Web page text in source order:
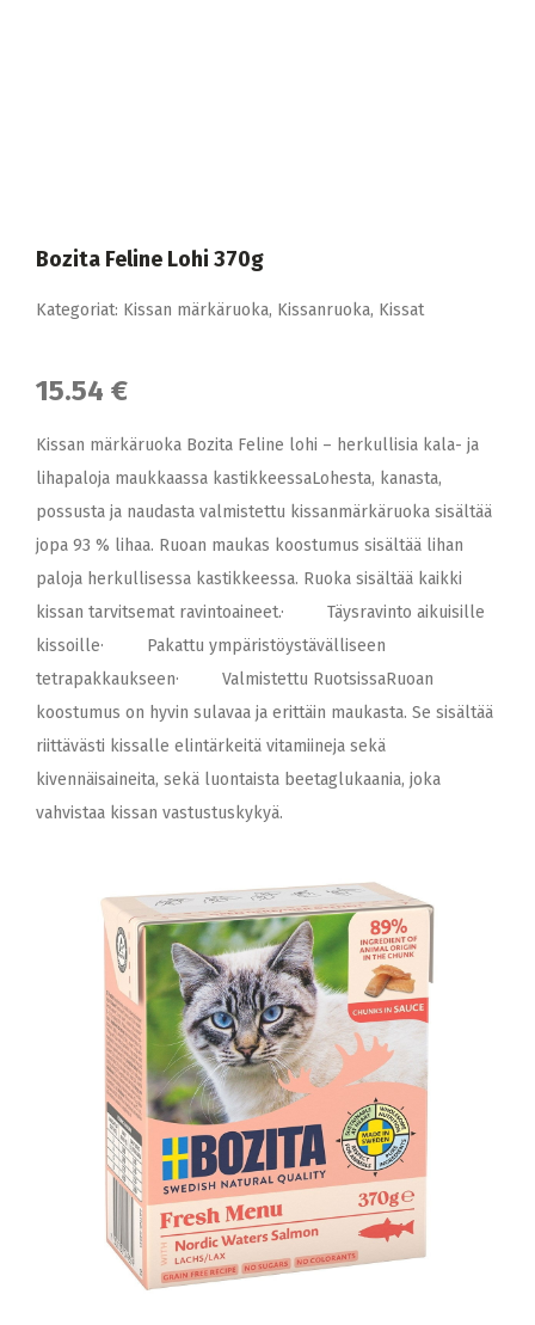
Bozita Feline Lohi 370g
Kategoriat: Kissan märkäruoka, Kissanruoka, Kissat
15.54 €
Kissan märkäruoka Bozita Feline lohi – herkullisia kala- ja
lihapaloja maukkaassa kastikkeessaLohesta, kanasta,
possusta ja naudasta valmistettu kissanmärkäruoka sisältää
jopa 93 % lihaa. Ruoan maukas koostumus sisältää lihan
paloja herkullisessa kastikkeessa. Ruoka sisältää kaikki
kissan tarvitsemat ravintoaineet.· Täysravinto aikuisille
kissoille· Pakattu ympäristöystävälliseen
tetrapakkaukseen· Valmistettu RuotsissaRuoan
koostumus on hyvin sulavaa ja erittäin maukasta. Se sisältää
riittävästi kissalle elintärkeitä vitamiineja sekä
kivennäisaineita, sekä luontaista beetaglukaania, joka
vahvistaa kissan vastustuskykyä.